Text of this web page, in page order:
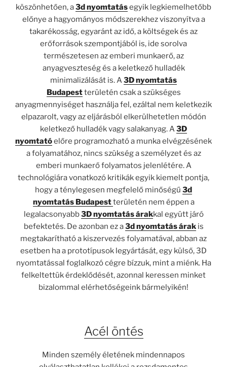
köszönhetően, a3d nyomtatásegyik legkiemelhetőbb
előnye a hagyományos módszerekhez viszonyítva a
takarékosság, egyaránt az idő, a költségek és az
erőforrások szempontjából is, ide sorolva
természetesen az emberi munkaerő, az
anyagveszteség és a keletkező hulladék
minimalizálását is. A3D nyomtatás
Budapestterületén csak a szükséges
anyagmennyiséget használja fel, ezáltal nem keletkezik
elpazarolt, vagy az eljárásból elkerülhetetlen módón
keletkező hulladék vagy salakanyag. A3D
nyomtatóelőre programozható a munka elvégzésének
a folyamatához, nincs szükség a személyzet és az
emberi munkaerő folyamatos jelenlétére. A
technológiára vonatkozó kritikák egyik kiemelt pontja,
hogy a ténylegesen megfelelő minőségű 3d
nyomtatás Budapestterületén nem éppen a
legalacsonyabb3D nyomtatás árakkal együtt járó
befektetés. De azonban ez a3d nyomtatás árakis
megtakarítható a kiszervezés folyamatával, abban az
esetben ha a prototípusok legyártását, egy külső, 3D
nyomtatással foglalkozó cégre bízzuk, mint a miénk. Ha
felkeltettük érdeklődését, azonnal keressen minket
bizalommal elérhetőségeink bármelyikén!
Acél öntés
Minden személy életének mindennapos